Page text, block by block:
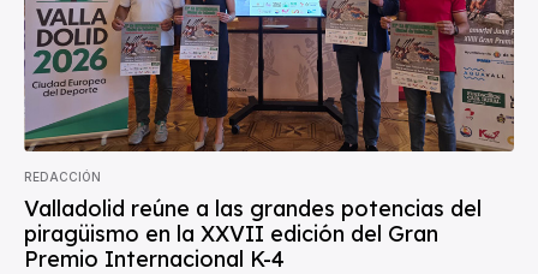
REDACCIÓN
Valladolid reúne a las grandes potencias del
piragüismo en la XXVII edición del Gran
Premio Internacional K-4